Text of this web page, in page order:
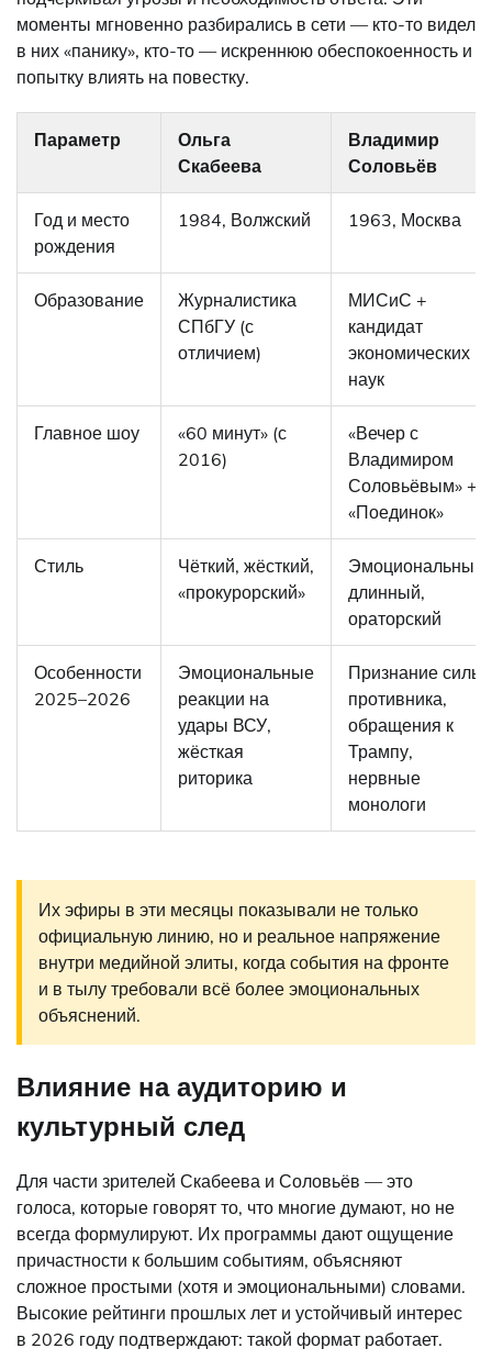
моменты мгновенно разбирались в сети — кто-то видел
в них «панику», кто-то — искреннюю обеспокоенность и
попытку влиять на повестку.
Параметр
Ольга
Скабеева
Владимир
Соловьёв
Год и место
рождения
1984, Волжский 1963, Москва
Образование
Журналистика
СПбГУ (с
отличием)
МИСиС +
кандидат
экономических
наук
Главное шоу
«60 минут» (с
2016)
«Вечер с
Владимиром
Соловьёвым» +
«Поединок»
Стиль
Чёткий, жёсткий,
«прокурорский»
Эмоциональный,
длинный,
ораторский
Особенности
2025–2026
Эмоциональные
реакции на
удары ВСУ,
жёсткая
риторика
Признание силы
противника,
обращения к
Трампу,
нервные
монологи
Их эфиры в эти месяцы показывали не только
официальную линию, но и реальное напряжение
внутри медийной элиты, когда события на фронте
и в тылу требовали всё более эмоциональных
объяснений.
Влияние на аудиторию и
культурный след
Для части зрителей Скабеева и Соловьёв — это
голоса, которые говорят то, что многие думают, но не
всегда формулируют. Их программы дают ощущение
причастности к большим событиям, объясняют
сложное простыми (хотя и эмоциональными) словами.
Высокие рейтинги прошлых лет и устойчивый интерес
в 2026 году подтверждают: такой формат работает.